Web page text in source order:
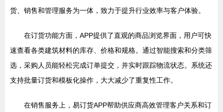
货、销售和管理服务为一体，致力于提升行业效率与客户体验。
在订货功能方面，APP提供了直观的商品浏览界面，用户可快
速查看各类建筑材料的库存、价格和规格。通过智能搜索和分类筛
选，采购人员能轻松完成订单提交，并实时跟踪物流状态。系统还
支持批量订货和模板化操作，大大减少了重复性工作。
在销售服务上，易订货APP帮助供应商高效管理客户关系和订